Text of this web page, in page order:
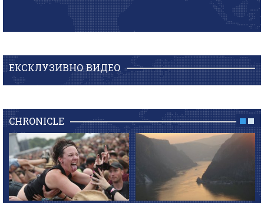
ЕКСКЛУЗИВНО ВИДЕО
CHRONICLE